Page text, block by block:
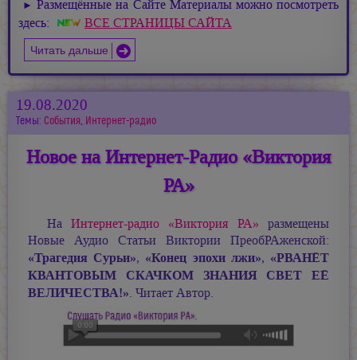
► Размещённые на Сайте Материалы можно посмотреть
здесь:
ВСЕ СТРАНИЦЫ САЙТА
Читать дальше
19.08.2020
Темы: События, Интернет-радио
Новое на Интернет-Радио «Виктория
РА»
На Интернет-радио «Виктория РА» размещены
Новые Аудио Статьи Виктории ПреобРАженской:
«Трагедия Сурьи», «Конец эпохи лжи», «РВАНЁТ
КВАНТОВЫМ СКАЧКОМ ЗНАНИЯ СВЕТ ЕЁ
ВЕЛИЧЕСТВА!». Читает Автор.